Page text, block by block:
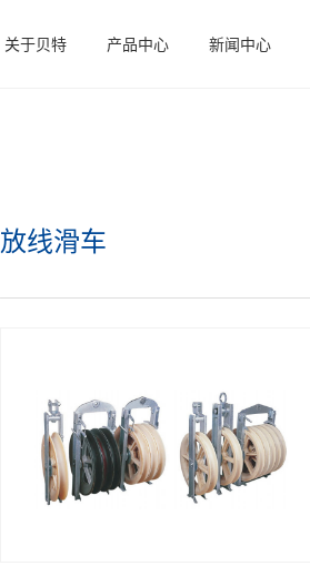
关于贝特
产品中心 新闻中心
放线滑车